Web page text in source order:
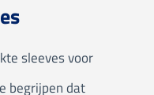
sleeves voor
begrijpen dat